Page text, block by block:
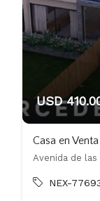
USD
Casa en
Avenida de
NEX-